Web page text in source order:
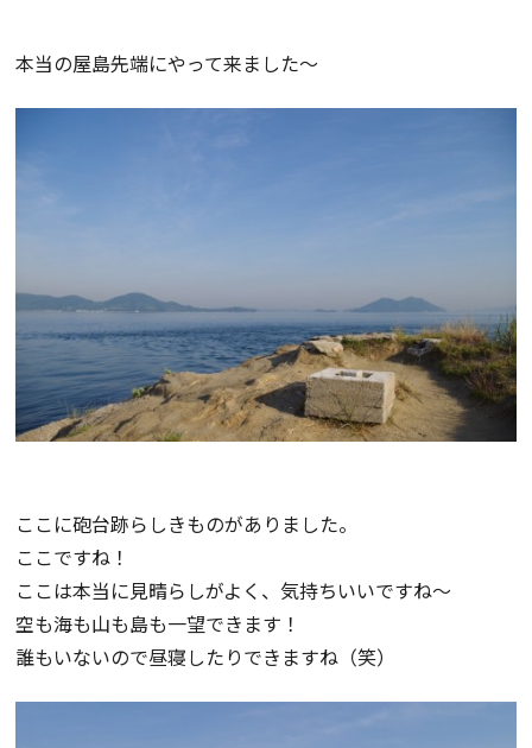
本当の屋島先端にやって来ました～
ここに砲台跡らしきものがありました。
ここですね！
ここは本当に見晴らしがよく、気持ちいいですね～
空も海も山も島も一望できます！
誰もいないので昼寝したりできますね（笑）